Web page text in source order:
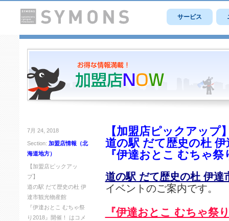
サービス
7月 24, 2018
Section: 加盟店情報（北
海道地方）
【加盟店ピックアッ
プ】
道の駅 だて歴史の杜 伊
達市観光物産館
『伊達おとこ むちゃ祭
り2018』開催！ は コメ
【加盟店ピックアップ
道の駅 だて歴史の杜
『伊達おとこ むちゃ
道の駅 だて歴史の杜 伊達
イベントのご案内です。
『伊達おとこ むちゃ祭